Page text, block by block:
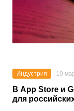
Индустрия 10
В App Store и
для